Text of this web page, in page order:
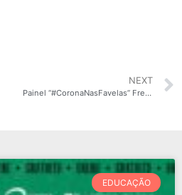
NEXT
Painel “#CoronaNasFavelas” Frente de Mobilização da Maré
EDUCAÇÃO